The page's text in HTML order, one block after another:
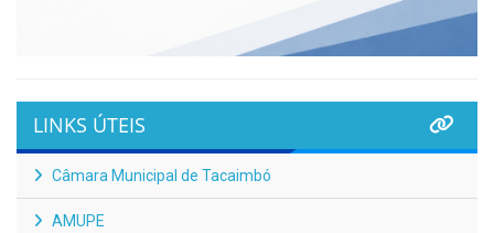
LINKS ÚTEIS
Câmara Municipal de Tacaimbó
AMUPE